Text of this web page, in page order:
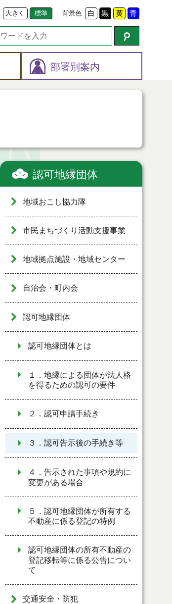
大きく 標準 背景色 白 黒 黄 青
部署別案内
認可地縁団体
地域おこし協力隊
市民まちづくり活動支援事業
地域拠点施設・地域センター
自治会・町内会
認可地縁団体
認可地縁団体とは
１．地縁による団体が法人格
を得るための認可の要件
２．認可申請手続き
３．認可告示後の手続き等
４．告示された事項や規約に
変更がある場合
５．認可地縁団体が所有する
不動産に係る登記の特例
認可地縁団体の所有不動産の
登記移転等に係る公告につい
て
交通安全・防犯